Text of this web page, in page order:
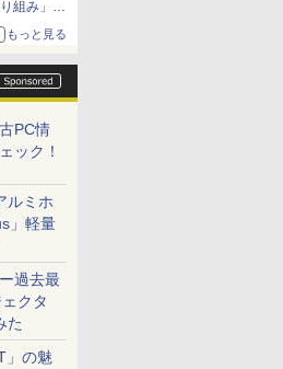
組み」
もっと見る
PC情
ック！
ルミホ
」軽量
過去最
クタ
た
」の魅